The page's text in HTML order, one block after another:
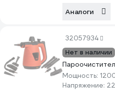
Аналоги
32057934
Нет в наличии
Мощность:
Напряжение: